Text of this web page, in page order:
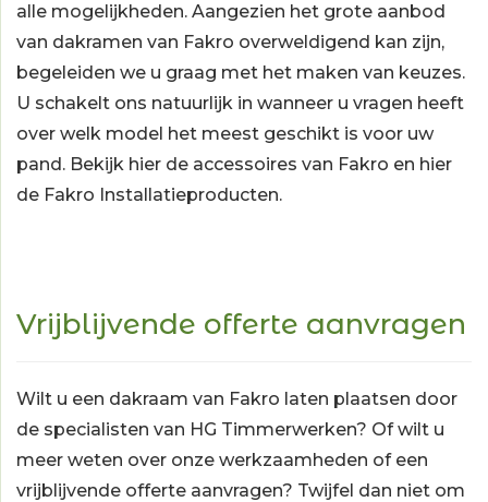
alle mogelijkheden. Aangezien het grote aanbod
van dakramen van Fakro overweldigend kan zijn,
begeleiden we u graag met het maken van keuzes.
U schakelt ons natuurlijk in wanneer u vragen heeft
over welk model het meest geschikt is voor uw
pand. Bekijk hier de accessoires van Fakro en hier
de Fakro Installatieproducten.
Vrijblijvende offerte aanvragen
Wilt u een dakraam van Fakro laten plaatsen door
de specialisten van HG Timmerwerken? Of wilt u
meer weten over onze werkzaamheden of een
vrijblijvende offerte aanvragen? Twijfel dan niet om